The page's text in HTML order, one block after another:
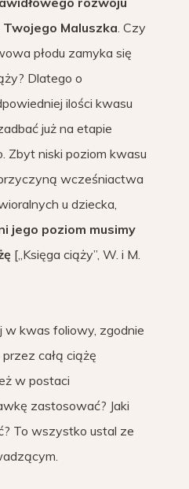
Maluszka. Czy
płodu zamyka się
Dlatego o
ilości kwasu
już na etapie
Zbyt niski poziom kwasu
wcześniactwa
u dziecka,
jego poziom musimy
[„Księga ciąży”, W. i M.
w kwas foliowy, zgodnie
całą ciążę
w postaci
zastosować? Jaki
To wszystko ustal ze